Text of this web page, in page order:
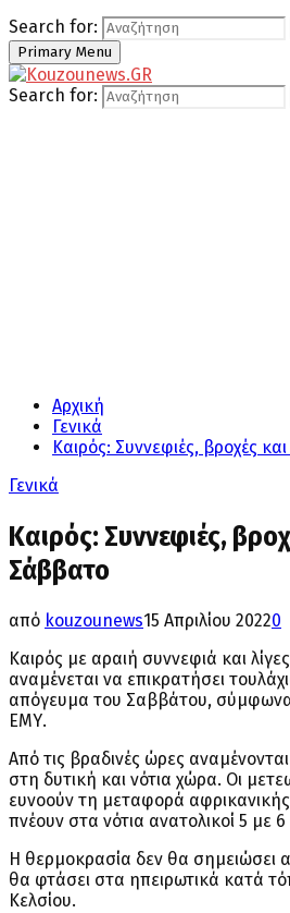
Search for:
Primary Menu
Search for:
Αρχική
Γενικά
Καιρός: Συννεφιές, βροχές
Γενικά
Καιρός: Συννεφιές,
Σάββατο
από kouzounews15 Απριλίου 20220
Καιρός με αραιή συννεφιά και
αναμένεται να επικρατήσει
απόγευμα του Σαββάτου,
ΕΜΥ.
Από τις βραδινές ώρες
στη δυτική και νότια χώρα. Οι
ευνοούν τη μεταφορά
πνέουν στα νότια ανατολικοί 5 με
Η θερμοκρασία δεν θα σημειώσει
θα φτάσει στα ηπειρωτικά κατά
Κελσίου.